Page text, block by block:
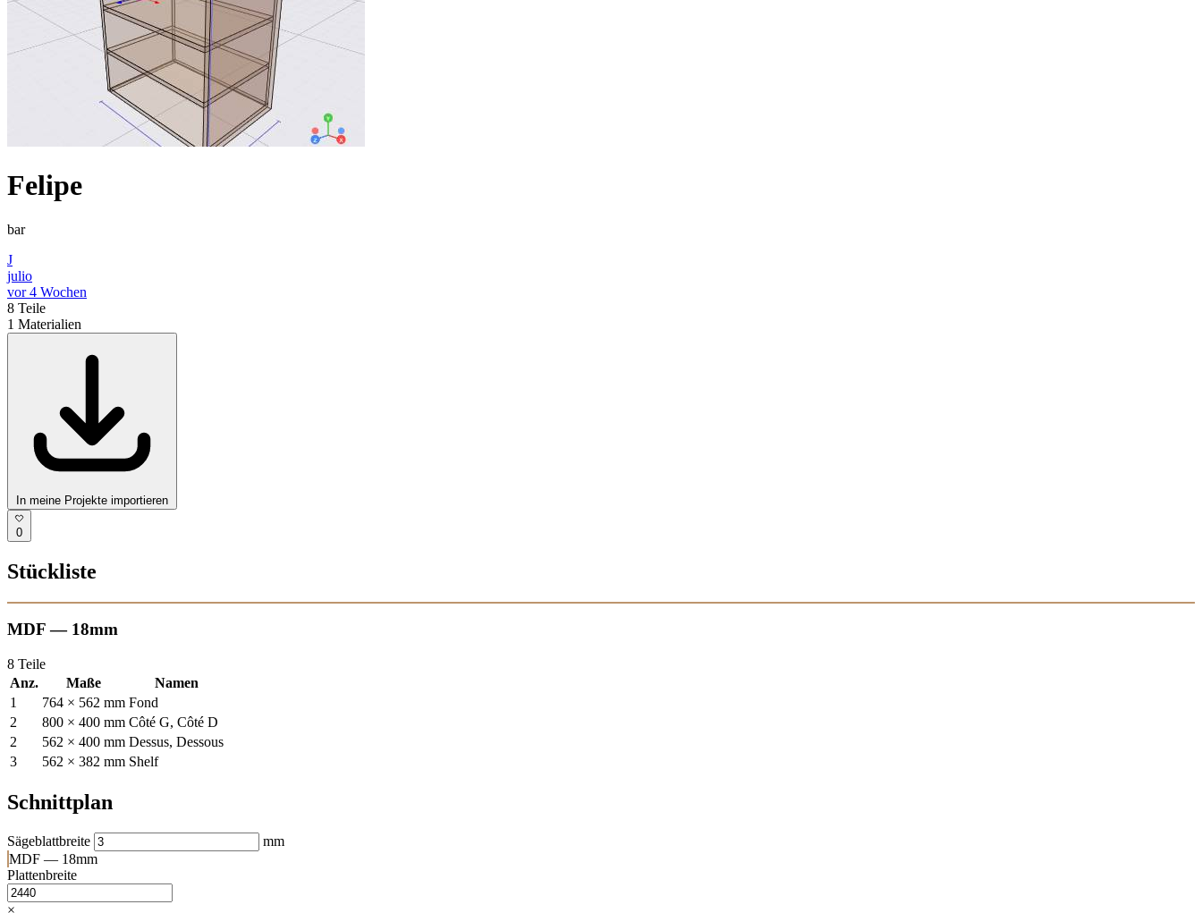
Felipe
bar
J
julio
vor 4 Wochen
8 Teile
1 Materialien
In meine Projekte importieren
0
Stückliste
MDF — 18mm
8 Teile
Anz.
Maße
Namen
1
764 × 562 mm Fond
2
800 × 400 mm Côté G, Côté D
2
562 × 400 mm Dessus, Dessous
3
562 × 382 mm Shelf
Schnittplan
Sägeblattbreite
mm
MDF — 18mm
Plattenbreite
×